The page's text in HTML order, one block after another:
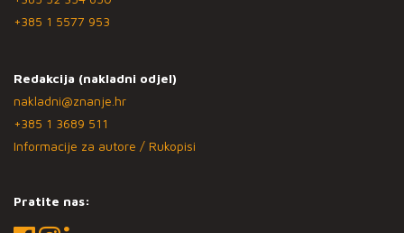
+385 1 5577 953
Redakcija (nakladni odjel)
nakladni@znanje.hr
+385 1 3689 511
Informacije za autore / Rukopisi
Pratite nas: